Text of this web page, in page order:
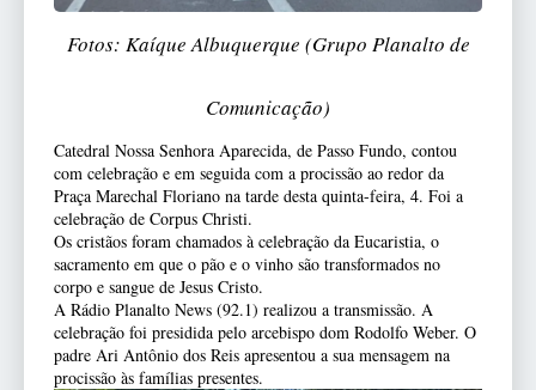
Fotos: Kaíque Albuquerque (Grupo Planalto de
Comunicação)
Catedral Nossa Senhora Aparecida, de Passo Fundo, contou
com celebração e em seguida com a procissão ao redor da
Praça Marechal Floriano na tarde desta quinta-feira, 4. Foi a
celebração de Corpus Christi.
Os cristãos foram chamados à celebração da Eucaristia, o
sacramento em que o pão e o vinho são transformados no
corpo e sangue de Jesus Cristo.
A Rádio Planalto News (92.1) realizou a transmissão. A
celebração foi presidida pelo arcebispo dom Rodolfo Weber. O
padre Ari Antônio dos Reis apresentou a sua mensagem na
procissão às famílias presentes.